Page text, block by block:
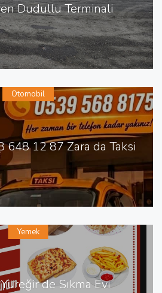
Dudullu Terminali
648 12 87 Zara da Taksi
Otomobil
de Sıkma Evi
Yemek